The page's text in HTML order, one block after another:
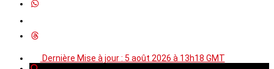
Dernière Mise à jour : 5 août 2026 à 13h18 GMT